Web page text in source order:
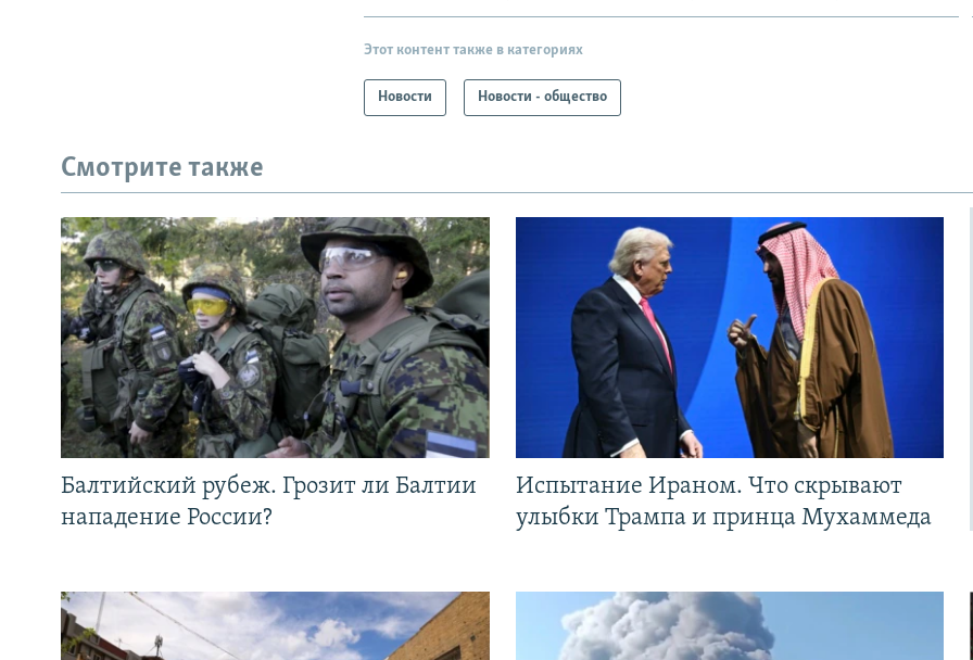
Этот контент также в категориях
Новости Новости - общество
Смотрите также
Балтийский рубеж. Грозит ли Балтии
нападение России?
Испытание Ираном. Что скрывают
улыбки Трампа и принца Мухаммеда